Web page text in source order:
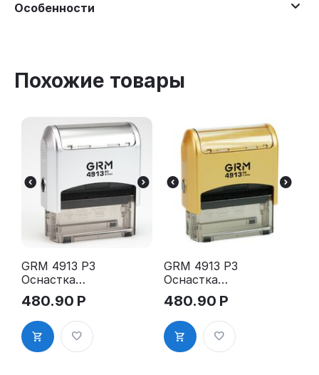
Особенности
Похожие товары
GRM 4913 P3
Оснастка
для штампа,
59х23мм,
серебрянны
й корпус
480.90 Р
GRM 4913 P3
Оснастка
для штампа,
59х23мм,
золотой
корпус
480.90 Р